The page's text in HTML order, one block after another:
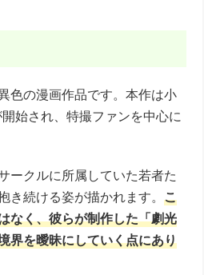
色の漫画作品です。本作は小
始され、特撮ファンを中心に
ークルに所属していた若者た
続ける姿が描かれます。 こ
なく、彼らが制作した「劇光
界を曖昧にしていく点にあり